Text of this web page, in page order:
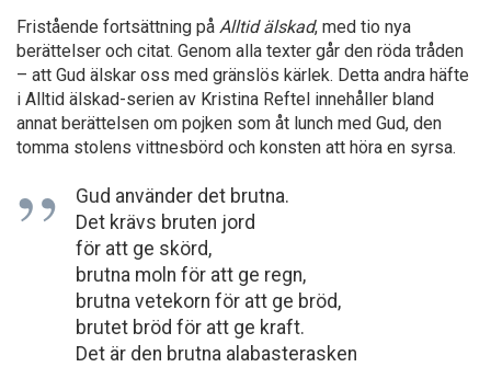
Fristående fortsättning på Alltid älskad, med tio nya
berättelser och citat. Genom alla texter går den röda tråden
– att Gud älskar oss med gränslös kärlek. Detta andra häfte
i Alltid älskad-serien av Kristina Reftel innehåller bland
annat berättelsen om pojken som åt lunch med Gud, den
tomma stolens vittnesbörd och konsten att höra en syrsa.
Gud använder det brutna.
Det krävs bruten jord
för att ge skörd,
brutna moln för att ge regn,
brutna vetekorn för att ge bröd,
brutet bröd för att ge kraft.
Det är den brutna alabasterasken